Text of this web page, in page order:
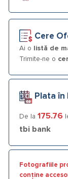
Cere
Ai o listă de
Trimite-ne o
Plata
De la 175.76
tbi bank
Fotografiile
conține